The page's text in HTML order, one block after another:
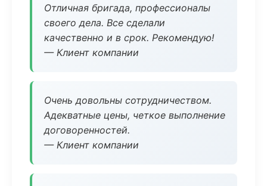
Отличная бригада, профессионалы
своего дела. Все сделали
качественно и в срок. Рекомендую!
— Клиент компании
Очень довольны сотрудничеством.
Адекватные цены, четкое выполнение
договоренностей.
— Клиент компании